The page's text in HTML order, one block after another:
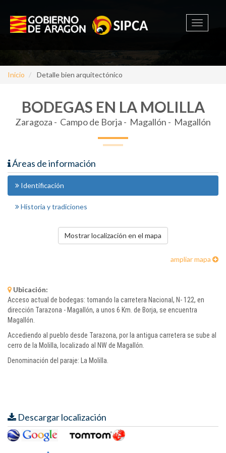
Toggle
Inicio Detalle bien arquitectónico
BODEGAS EN LA MOLILLA
Zaragoza - Campo de Borja - Magallón - Magallón
Áreas de información
Identificación
Historia y tradiciones
Mostrar localización en el mapa
ampliar mapa
Ubicación:
Acceso actual de bodegas: tomando la carretera Nacional, N- 122, en
dirección Tarazona - Magallón, a unos 6 Km. de Borja, se encuentra
Magallón.
Accediendo al pueblo desde Tarazona, por la antigua carretera se sube al
cerro de la Molilla, localizado al NW de Magallón.
Denominación del paraje: La Molilla.
Descargar localización